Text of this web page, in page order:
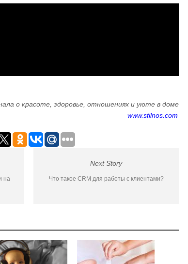
о красоте, здоровье, отношениях и уюте в доме
www.stilnos.com
на
Next Story
Что такое CRM для работы с клиентами‌?